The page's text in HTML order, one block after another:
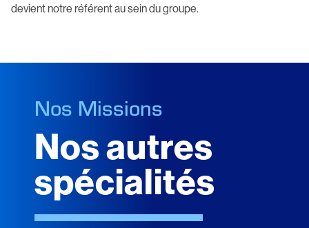
devient notre référent au sein du groupe.
Nos Missions
Nos autres
spécialités